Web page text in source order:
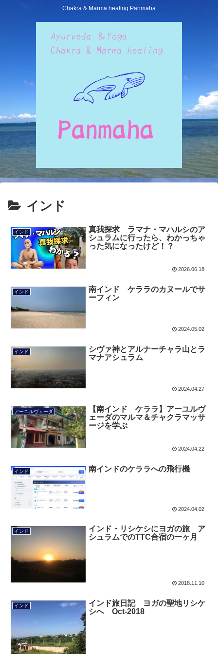
Chakra & Marma healing Panmaha
インド
インド
真我探求 ラマナ・マハルシのア
シュラムに行ったら、わかっちゃ
った気になったけど！？
2026.06.18
インド
南インド ケララのカヌールでサ
ーフィン
2024.05.02
インド
シヴァ神とアルナーチャラ山とラ
マナアシュラム
2024.04.27
アーユルヴェーダ
【南インド ケララ】アーユルヴ
ェーダのマルマ＆チャクラマッサ
ージを学ぶ
2024.04.22
インド 南インドのケララへの飛行機
2024.04.02
インド
インド・リシケシにヨガの旅 ア
シュラムでのTTC合宿の一ヶ月
2018.11.10
インド
インド旅日記 ヨガの聖地リシケ
シへ Oct-2018